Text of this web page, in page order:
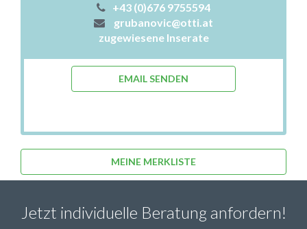
+43 (0)676 9755594
grubanovic@otti.at
zugewiesene Inserate
EMAIL SENDEN
MEINE MERKLISTE
Jetzt individuelle Beratung anfordern!